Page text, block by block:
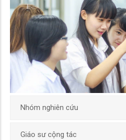
Nhóm nghiên cứu
Giáo sư cộng tác